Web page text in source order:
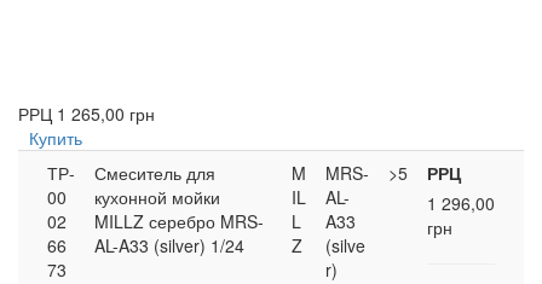
РРЦ 1 265,00 грн
Купить
ТР-
00
02
66
73
Смеситель для
кухонной мойки
MILLZ серебро MRS-
AL-A33 (silver) 1/24
M
IL
L
Z
MRS-
AL-
A33
(silve
r)
>5
РРЦ
1 296,00
грн